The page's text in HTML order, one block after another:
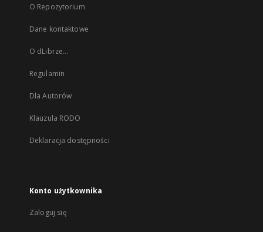
O Repozytorium
Dane kontaktowe
O dLibrze...
Regulamin
Dla Autorów
Klauzula RODO
Deklaracja dostępności
Konto użytkownika
Zaloguj się